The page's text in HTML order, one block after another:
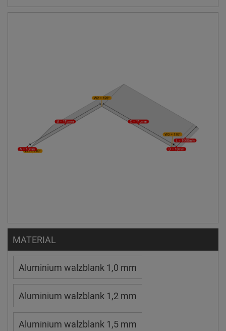
MATERIAL
Aluminium walzblank 1,0 mm
Aluminium walzblank 1,2 mm
Aluminium walzblank 1,5 mm